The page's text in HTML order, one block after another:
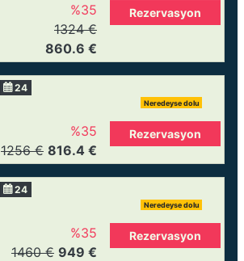
%35
1324 €
860.6 €
Rezervasyon
24
Neredeyse dolu
%35
1256 € 816.4 €
Rezervasyon
24
Neredeyse dolu
%35
1460 € 949 €
Rezervasyon